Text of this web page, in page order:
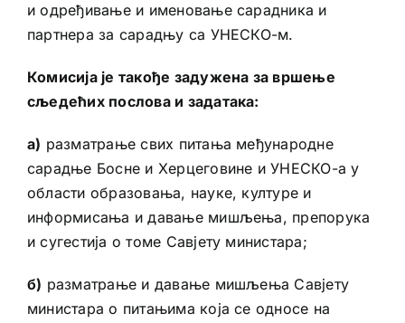
и одређивање и именовање сарадника и
партнера за сарадњу са УНЕСКО-м.
Комисија је такође задужена за вршење
сљедећих послова и задатака:
а) разматрање свих питања међународне
сарадње Босне и Херцеговине и УНЕСКО-а у
области образовања, науке, културе и
информисања и давање мишљења, препорука
и сугестија о томе Савјету министара;
б) разматрање и давање мишљења Савјету
министара о питањима која се односе на